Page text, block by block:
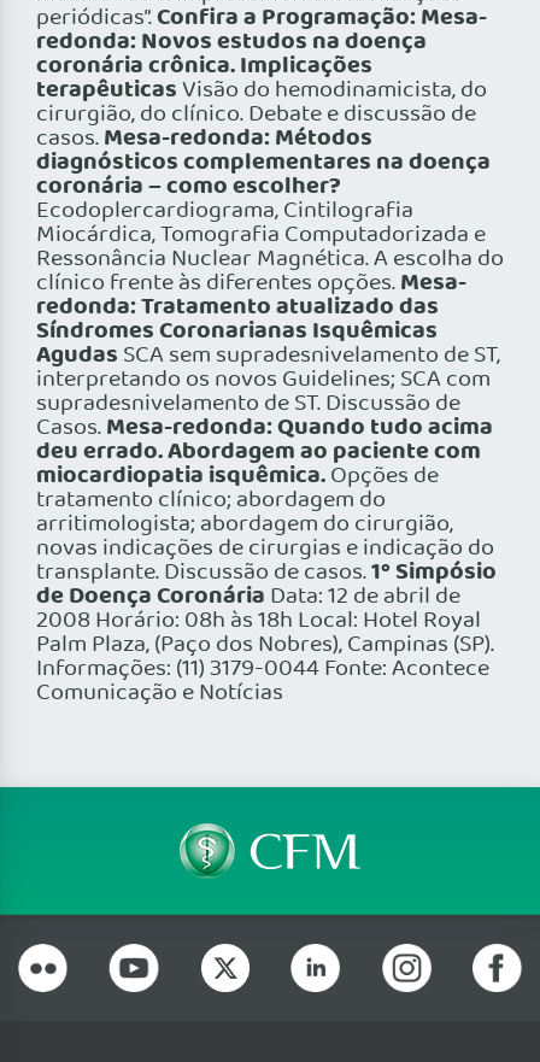
periódicas”.Confira a Programação:Mesa-
redonda: Novos estudos na doença
coronária crônica. Implicações
terapêuticasVisão do hemodinamicista, do
cirurgião, do clínico. Debate e discussão de
casos.Mesa-redonda: Métodos
diagnósticos complementares na doença
coronária – como escolher?
Ecodoplercardiograma, Cintilografia
Miocárdica, Tomografia Computadorizada e
Ressonância Nuclear Magnética. A escolha do
clínico frente às diferentes opções.Mesa-
redonda: Tratamento atualizado das
Síndromes Coronarianas Isquêmicas
Agudas SCA sem supradesnivelamento de ST,
interpretando os novos Guidelines; SCA com
supradesnivelamento de ST. Discussão de
Casos.Mesa-redonda: Quando tudo acima
deu errado. Abordagem ao paciente com
miocardiopatia isquêmica.Opções de
tratamento clínico; abordagem do
arritimologista; abordagem do cirurgião,
novas indicações de cirurgias e indicação do
transplante. Discussão de casos.1º Simpósio
de Doença Coronária Data: 12 de abril de
2008 Horário: 08h às 18h Local: Hotel Royal
Palm Plaza, (Paço dos Nobres), Campinas (SP).
Informações: (11) 3179-0044 Fonte: Acontece
Comunicação e Notícias